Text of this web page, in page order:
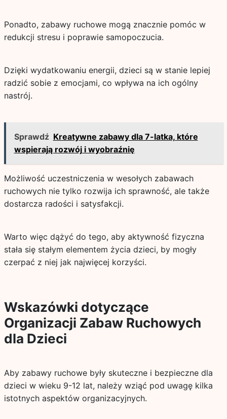
Ponadto, zabawy ruchowe mogą znacznie pomóc w
redukcji stresu i poprawie samopoczucia.
Dzięki wydatkowaniu energii, dzieci są w stanie lepiej
radzić sobie z emocjami, co wpływa na ich ogólny
nastrój.
Sprawdź Kreatywne zabawy dla 7-latka, które
wspierają rozwój i wyobraźnię
Możliwość uczestniczenia w wesołych zabawach
ruchowych nie tylko rozwija ich sprawność, ale także
dostarcza radości i satysfakcji.
Warto więc dążyć do tego, aby aktywność fizyczna
stała się stałym elementem życia dzieci, by mogły
czerpać z niej jak najwięcej korzyści.
Wskazówki dotyczące
Organizacji Zabaw Ruchowych
dla Dzieci
Aby zabawy ruchowe były skuteczne i bezpieczne dla
dzieci w wieku 9-12 lat, należy wziąć pod uwagę kilka
istotnych aspektów organizacyjnych.